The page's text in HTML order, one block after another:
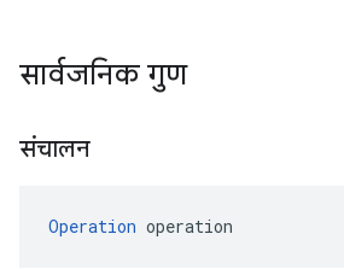
सार्वजनिक गुण
संचालन
Operation operation